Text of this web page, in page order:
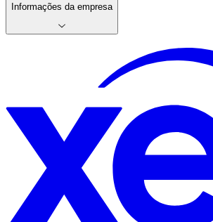
Informações da empresa